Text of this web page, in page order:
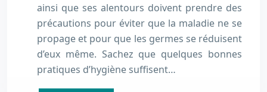
ainsi que ses alentours doivent prendre des
précautions pour éviter que la maladie ne se
propage et pour que les germes se réduisent
d’eux même. Sachez que quelques bonnes
pratiques d’hygiène suffisent…